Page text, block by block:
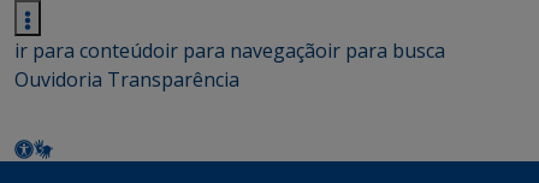
ir para conteúdoir para navegaçãoir para busca
Ouvidoria Transparência